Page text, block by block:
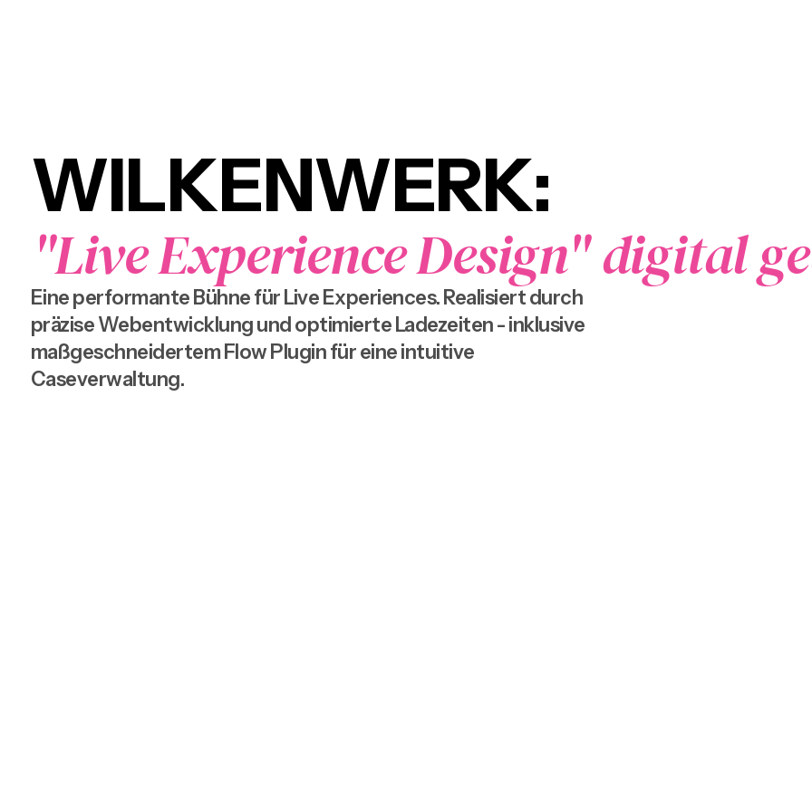
WILKENWERK:
"Live Experience Design" digital
Eine performante Bühne für Live Experiences. Realisiert durch
präzise Webentwicklung und optimierte Ladezeiten - inklusive
maßgeschneidertem Flow Plugin für eine intuitive
Caseverwaltung.